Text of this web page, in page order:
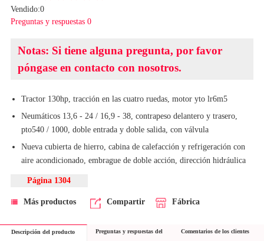
Vendido:0
Preguntas y respuestas 0
Notas: Si tiene alguna pregunta, por favor
póngase en contacto con nosotros.
Tractor 130hp, tracción en las cuatro ruedas, motor yto lr6m5
Neumáticos 13,6 - 24 / 16,9 - 38, contrapeso delantero y trasero,
pto540 / 1000, doble entrada y doble salida, con válvula
Nueva cubierta de hierro, cabina de calefacción y refrigeración con
aire acondicionado, embrague de doble acción, dirección hidráulica
Página 1304
Más productos Compartir Fábrica
Descripción del producto Preguntas y respuestas del Comentarios de los clientes